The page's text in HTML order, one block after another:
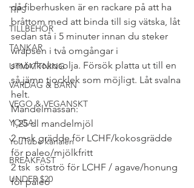
TIPS
TILLBEHÖR
TANKAR
UTMATTNING
VARDAG & BARN
VEGO & VEGANSKT
YOGA
YouTube kanalen
BREAKFAST
UNDER $20
då fiberhusken är en rackare på att ha
bråttom med att binda till sig vätska, låt
sedan stå i 5 minuter innan du steker
wrapsen i två omgångar i
smör/kokosolja. Försök platta ut till en
så jämn tjocklek som möjligt. Låt svalna
helt.
Mandelmassan:
1,25 dl mandelmjöl
2 msk grädde för LCHF/kokosgrädde
för paleo/mjölkfritt
2 tsk  sötströ för LCHF / agave/honung
för paleo